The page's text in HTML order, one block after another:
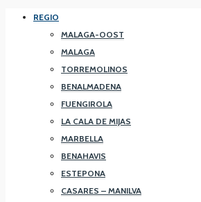
REGIO
MALAGA-OOST
MALAGA
TORREMOLINOS
BENALMADENA
FUENGIROLA
LA CALA DE MIJAS
MARBELLA
BENAHAVIS
ESTEPONA
CASARES – MANILVA